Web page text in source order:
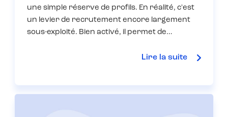
une simple réserve de profils. En réalité, c'est
un levier de recrutement encore largement
sous-exploité. Bien activé, il permet de…
Lire la suite